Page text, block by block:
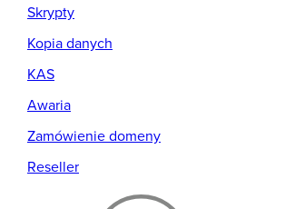
Skrypty
Kopia danych
KAS
Awaria
Zamówienie domeny
Reseller